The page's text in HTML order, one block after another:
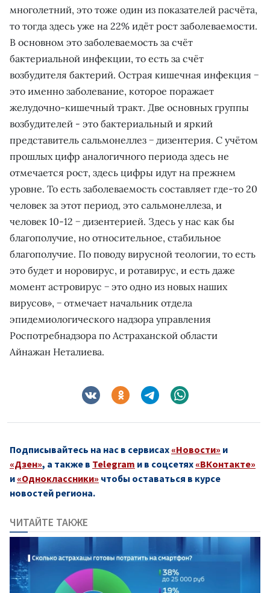
многолетний, это тоже один из показателей расчёта,
то тогда здесь уже на 22% идёт рост заболеваемости.
В основном это заболеваемость за счёт
бактериальной инфекции, то есть за счёт
возбудителя бактерий. Острая кишечная инфекция −
это именно заболевание, которое поражает
желудочно-кишечный тракт. Две основных группы
возбудителей - это бактериальный и яркий
представитель сальмонеллез − дизентерия. С учётом
прошлых цифр аналогичного периода здесь не
отмечается рост, здесь цифры идут на прежнем
уровне. То есть заболеваемость составляет где-то 20
человек за этот период, это сальмонеллеза, и
человек 10-12 − дизентерией. Здесь у нас как бы
благополучие, но относительное, стабильное
благополучие. По поводу вирусной теологии, то есть
это будет и норовирус, и ротавирус, и есть даже
момент астровирус − это одно из новых наших
вирусов», − отмечает начальник отдела
эпидемиологического надзора управления
Роспотребнадзора по Астраханской области
Айнажан Неталиева.
Подписывайтесь на нас в сервисах «Новости» и
«Дзен», а также в Telegram и в соцсетях «ВКонтакте»
и «Одноклассники» чтобы оставаться в курсе
новостей региона.
ЧИТАЙТЕ ТАКЖЕ